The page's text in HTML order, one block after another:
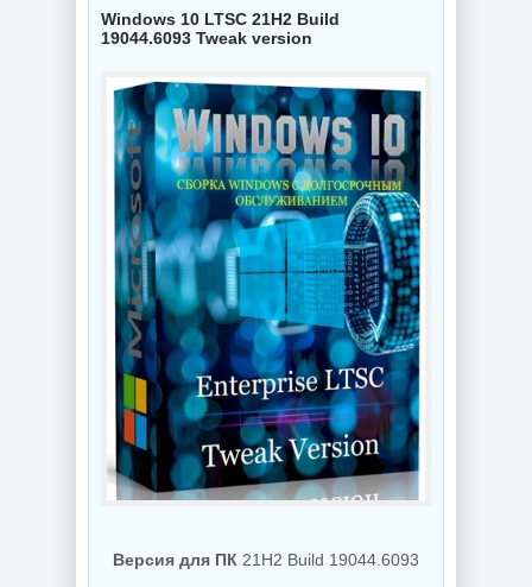
Схемы курсоров
для
компьютерной
мышки (Cursors
concept scheme)
Создание
коллажей Shotcut
26.8.1 + Portable
PDF редактор
UPDF 2.5.7.0
NEW
Украшение фото
ON1 Effects
2026.5
20.5.0.19010
NEW
Windows 10 LTSC 21H2 Build
19044.6093 Tweak version
Версия для ПК 21H2 Build 19044.6093